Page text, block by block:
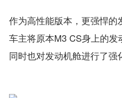
作为高性能版本，更强悍的
车主将原本M3 CS身上的发
同时也对发动机舱进行了强